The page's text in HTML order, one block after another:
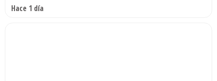
Hace 1 día